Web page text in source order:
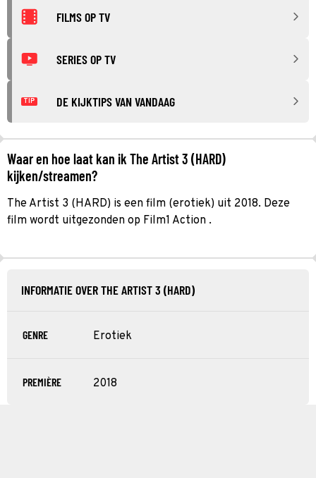
FILMS OP TV
SERIES OP TV
TIP DE KIJKTIPS VAN VANDAAG
Waar en hoe laat kan ik The Artist 3 (HARD)
kijken/streamen?
The Artist 3 (HARD) is een film (erotiek) uit 2018. Deze
film wordt uitgezonden op Film1 Action .
INFORMATIE OVER THE ARTIST 3 (HARD)
GENRE Erotiek
PREMIÈRE 2018